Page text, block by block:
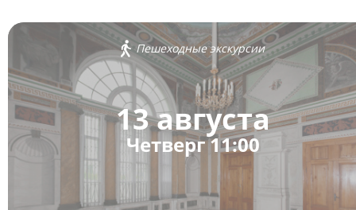
Пешеходные экскурсии
13 августа
Четверг 11:00